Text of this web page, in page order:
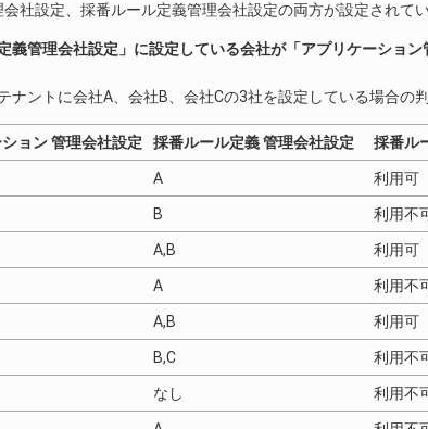
社設定、採番ルール定義管理会社設定の両方が設定されて
義管理会社設定」に設定している会社が「アプリケーショ
ナントに会社A、会社B、会社Cの3社を設定している場合の判
ョン 管理会社設定 採番ルール定義 管理会社設定 採番ル
A 利用可
B 利用不
A,B 利用可
A 利用不
A,B 利用可
B,C 利用不
なし 利用不